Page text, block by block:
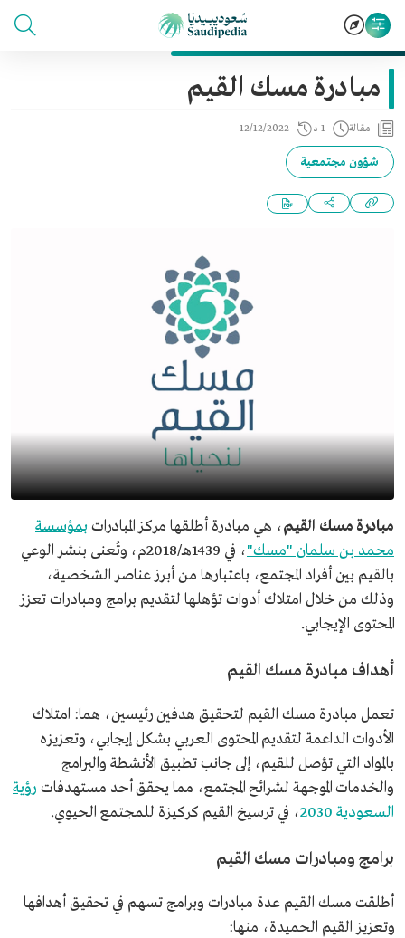
مبادرة مسك القيم
مقالة 1 د 12/12/2022
شؤون مجتمعية
مبادرة مسك القيم، هي مبادرة أطلقها مركز المبادرات بمؤسسة
محمد بن سلمان "مسك"
، في 1439هـ/2018م، وتُعنى بنشر الوعي
بالقيم بين أفراد المجتمع، باعتبارها من أبرز عناصر الشخصية،
وذلك من خلال امتلاك أدوات تؤهلها لتقديم برامج ومبادرات تعزز
المحتوى الإيجابي.
أهداف مبادرة مسك القيم
تعمل مبادرة مسك القيم لتحقيق هدفين رئيسين، هما: امتلاك
الأدوات الداعمة لتقديم المحتوى العربي بشكل إيجابي، وتعزيزه
بالمواد التي تؤصل للقيم، إلى جانب تطبيق الأنشطة والبرامج
والخدمات الموجهة لشرائح المجتمع، مما يحقق أحد مستهدفات رؤية
السعودية 2030
، في ترسيخ القيم كركيزة للمجتمع الحيوي.
برامج ومبادرات مسك القيم
أطلقت مسك القيم عدة مبادرات وبرامج تسهم في تحقيق أهدافها
وتعزيز القيم الحميدة، منها: